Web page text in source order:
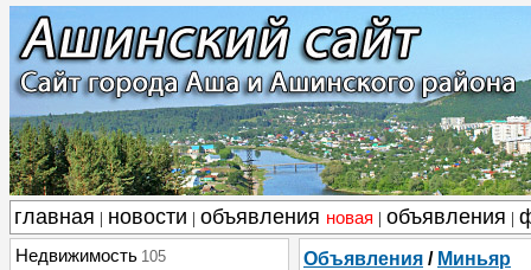
главная новости объявления новая объявления
Недвижимость 105 Объявления / Миньяр